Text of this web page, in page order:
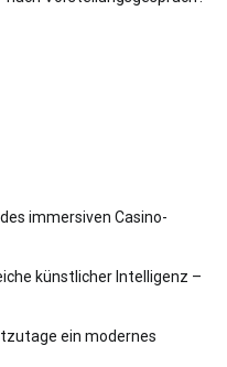
immersiven Casino-
künstlicher Intelligenz –
ein modernes